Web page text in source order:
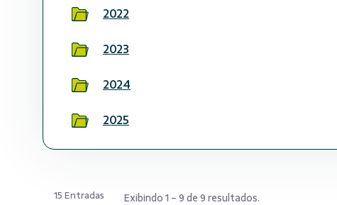
2022
2023
2024
2025
15 Entradas Exibindo 1 - 9 de 9 resultados.